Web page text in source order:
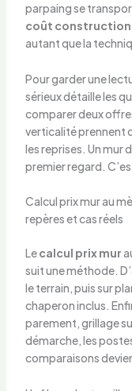
parpaing se
coût construction
autant que la
Pour garder une
sérieux détaille les
comparer deux
verticalité prennent
les reprises. Un mur
premier regard.
Calcul prix mur au
repères et cas réels
Lecalcul prix mur
suit une méthode.
le terrain, puis sur
chaperon inclus.
parement, grillage
démarche, les
comparaisons